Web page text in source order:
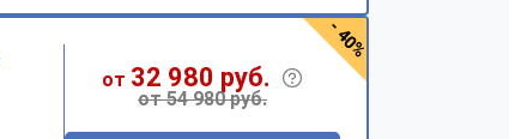
от 32 980 руб.
от 54 980 руб.
- 40%